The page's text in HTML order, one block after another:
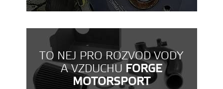
TO NEJ PRO ROZVOD VODY
A VZDUCHU FORGE
MOTORSPORT